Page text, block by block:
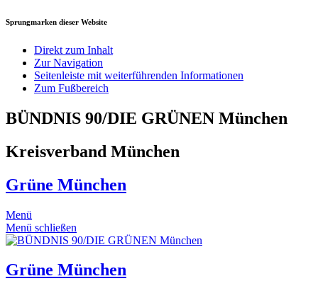
Sprungmarken dieser Website
Direkt zum Inhalt
Zur Navigation
Seitenleiste mit weiterführenden Informationen
Zum Fußbereich
BÜNDNIS 90/DIE GRÜNEN München
Kreisverband München
Grüne München
Menü
Menü schließen
Grüne München